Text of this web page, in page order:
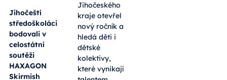
Jihočeští
středoškoláci
bodovali v
celostátní
soutěži
HAXAGON
Skirmish
Jihočeského
kraje otevřel
nový ročník a
hledá děti i
dětské
kolektivy,
které vynikají